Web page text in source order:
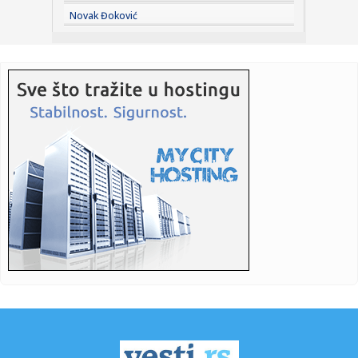
10:26:Bioskop pod letnjim nebom u utorak u Kineskoj četvrti:
Povedite ...
10:25: Siromaštvo i socijalna nepravda sve više opterećuju Srbiju
10:25:
"Umorni j...
10:25:Sombor: Dunav kod Bezdana u blagom porastu, vodostaj
danas -158 c...
10:17:HODAR RUTINIRAO LEHEČKU, DRMA SE TRON SINERU I
ALKARAZU: Tinejd...
10:17:Vučić dočekao Zelenskog i najavio fabriku dronova sa
Izraelom
U Srpskoj rođeno 20 beba
Novak Đoković